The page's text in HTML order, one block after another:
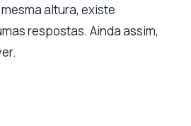
altura, existe
respostas. Ainda assim,